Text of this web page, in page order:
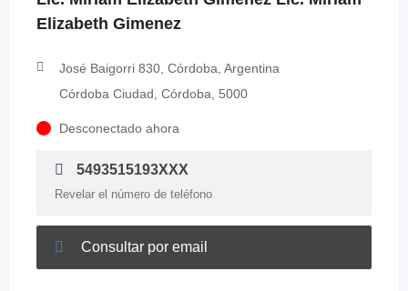
Elizabeth Gimenez
José Baigorri 830, Córdoba, Argentina
Córdoba Ciudad, Córdoba, 5000
Desconectado ahora
5493515193XXX
Revelar el número de teléfono
Consultar por email